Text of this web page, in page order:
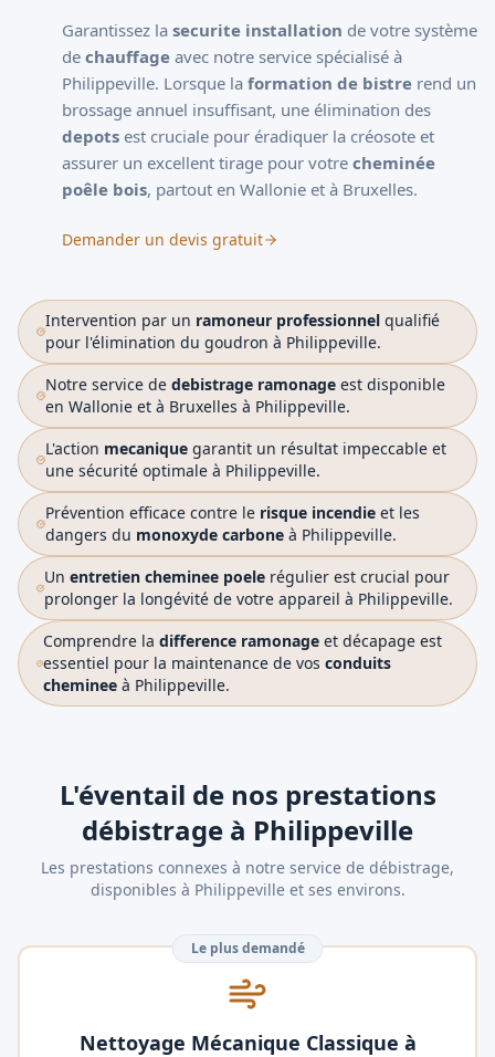
Garantissez la securite installation de votre système
de chauffage avec notre service spécialisé à
Philippeville. Lorsque la formation de bistre rend un
brossage annuel insuffisant, une élimination des
depots est cruciale pour éradiquer la créosote et
assurer un excellent tirage pour votre cheminée
poêle bois, partout en Wallonie et à Bruxelles.
Demander un devis gratuit
Intervention par un ramoneur professionnelqualifié
pour l'élimination du goudron à Philippeville.
Notre service dedebistrage ramonage est disponible
en Wallonie et à Bruxelles à Philippeville.
L'action mecanique garantit un résultat impeccable et
une sécurité optimale à Philippeville.
Prévention efficace contre le risque incendieet les
dangers du monoxyde carboneà Philippeville.
Unentretien cheminee poele régulier est crucial pour
prolonger la longévité de votre appareil à Philippeville.
Comprendre ladifference ramonage et décapage est
essentiel pour la maintenance de vosconduits
cheminee à Philippeville.
L'éventail de nos prestations
débistrage à Philippeville
Les prestations connexes à notre service de débistrage,
disponibles à Philippeville et ses environs.
Le plus demandé
Nettoyage Mécanique Classique à